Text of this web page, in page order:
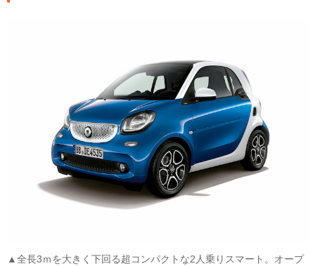
▲全長3ｍを大きく下回る超コンパクトな2人乗りスマート。オープ